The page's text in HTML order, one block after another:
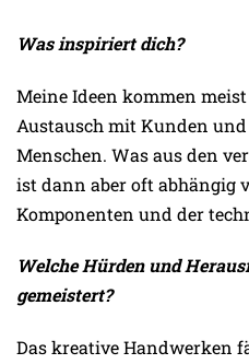
Was inspiriert dich?
Meine Ideen kommen
Austausch mit Kunden
Menschen. Was aus den
ist dann aber oft abhängig
Komponenten und der
Welche Hürden und
gemeistert?
Das kreative Handwerken